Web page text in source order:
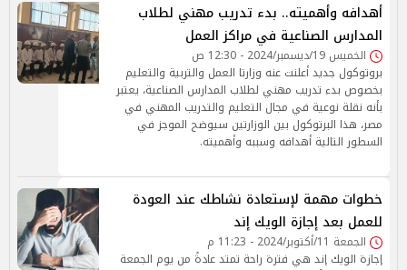
أهدافه وأهميته.. بدء تدريب مهني لطلاب
المدارس الصناعية في مراكز العمل
الخميس 19/ديسمبر/2024 - 12:30 ص
بروتوكول جديد أعلنت عنه وزارتا العمل والتربية والتعليم
بخصوص بدء تدريب مهني لطلاب المدارس الصناعية، يعتبر
بأنه نقلة نوعية في مجال التعليم والتدريب المهني في
مصر، هذا البرتوكول بين الوزارتين سيوضح الموجز في
السطور التالية أهدافه وسببه وأهميته.
خطوات مهمة لإستعادة نشاطك عند العودة
للعمل بعد إجازة الويك إند
الجمعة 11/أكتوبر/2024 - 11:23 م
إجازة الويك إند هي فترة راحة تمتد عادةً من يوم الجمعة